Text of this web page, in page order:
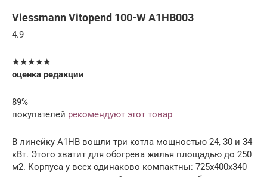
Viessmann Vitopend 100-W A1HB003
4.9
★★★★★
оценка редакции
89%
покупателей рекомендуют этот товар
В линейку A1HB вошли три котла мощностью 24, 30 и 34
кВт. Этого хватит для обогрева жилья площадью до 250
м2. Корпуса у всех одинаково компактны: 725x400x340